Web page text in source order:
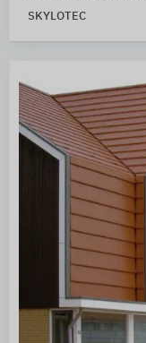
SKYLOTEC